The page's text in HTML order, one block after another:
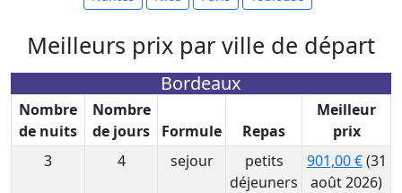
Meilleurs prix par ville de départ
Bordeaux
Nombre
de nuits
Nombre
de jours
Formule Repas
Meilleur
prix
3
4 sejour
petits
déjeuners
901,00 €(31
août 2026)